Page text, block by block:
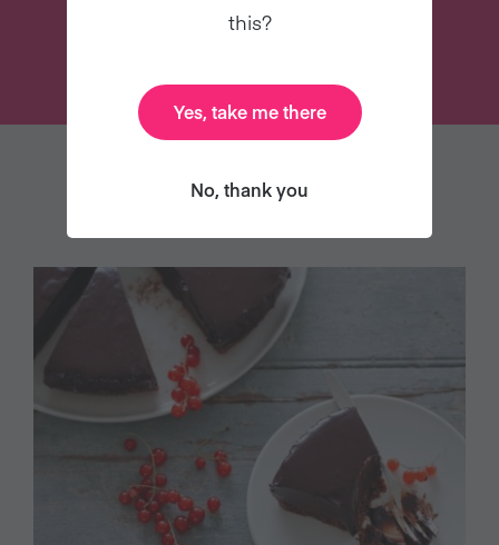
TAMBIÉN LE PUEDE GUSTAR
this?
Yes, take me there
No, thank you